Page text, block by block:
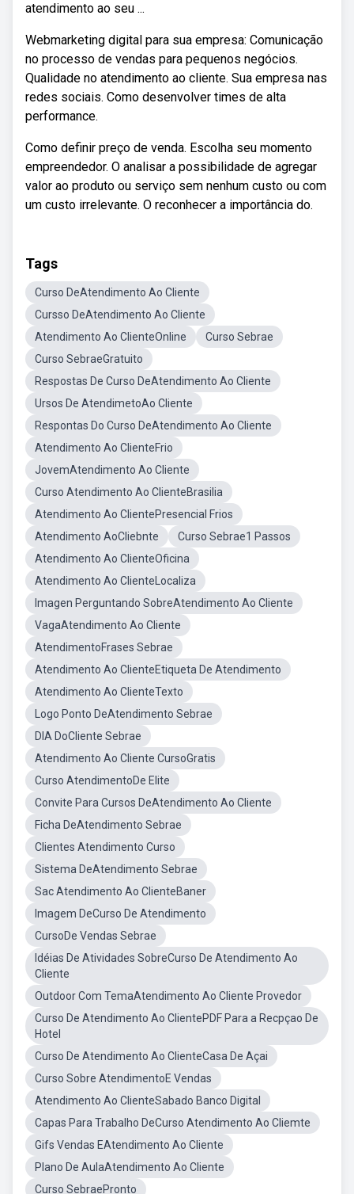
atendimento ao seu ...
Webmarketing digital para sua empresa: Comunicação
no processo de vendas para pequenos negócios.
Qualidade no atendimento ao cliente. Sua empresa nas
redes sociais. Como desenvolver times de alta
performance.
Como definir preço de venda. Escolha seu momento
empreendedor. O analisar a possibilidade de agregar
valor ao produto ou serviço sem nenhum custo ou com
um custo irrelevante. O reconhecer a importância do.
Tags
Curso DeAtendimento Ao Cliente
Cursso DeAtendimento Ao Cliente
Atendimento Ao ClienteOnline
Curso Sebrae
Curso SebraeGratuito
Respostas De Curso DeAtendimento Ao Cliente
Ursos De AtendimetoAo Cliente
Respontas Do Curso DeAtendimento Ao Cliente
Atendimento Ao ClienteFrio
JovemAtendimento Ao Cliente
Curso Atendimento Ao ClienteBrasilia
Atendimento Ao ClientePresencial Frios
Atendimento AoCliebnte
Curso Sebrae1 Passos
Atendimento Ao ClienteOficina
Atendimento Ao ClienteLocaliza
Imagen Perguntando SobreAtendimento Ao Cliente
VagaAtendimento Ao Cliente
AtendimentoFrases Sebrae
Atendimento Ao ClienteEtiqueta De Atendimento
Atendimento Ao ClienteTexto
Logo Ponto DeAtendimento Sebrae
DIA DoCliente Sebrae
Atendimento Ao Cliente CursoGratis
Curso AtendimentoDe Elite
Convite Para Cursos DeAtendimento Ao Cliente
Ficha DeAtendimento Sebrae
Clientes Atendimento Curso
Sistema DeAtendimento Sebrae
Sac Atendimento Ao ClienteBaner
Imagem DeCurso De Atendimento
CursoDe Vendas Sebrae
Idéias De Atividades SobreCurso De Atendimento Ao
Cliente
Outdoor Com TemaAtendimento Ao Cliente Provedor
Curso De Atendimento Ao ClientePDF Para a Recpçao De
Hotel
Curso De Atendimento Ao ClienteCasa De Açai
Curso Sobre AtendimentoE Vendas
Atendimento Ao ClienteSabado Banco Digital
Capas Para Trabalho DeCurso Atendimento Ao Cliemte
Gifs Vendas EAtendimento Ao Cliente
Plano De AulaAtendimento Ao Cliente
Curso SebraePronto